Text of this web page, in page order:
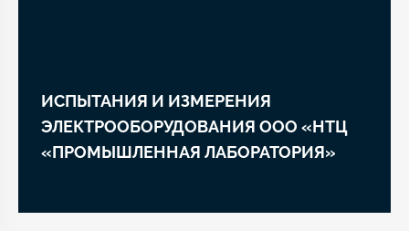
ИСПЫТАНИЯ И ИЗМЕРЕНИЯ
ЭЛЕКТРООБОРУДОВАНИЯ ООО «НТЦ
«ПРОМЫШЛЕННАЯ ЛАБОРАТОРИЯ»